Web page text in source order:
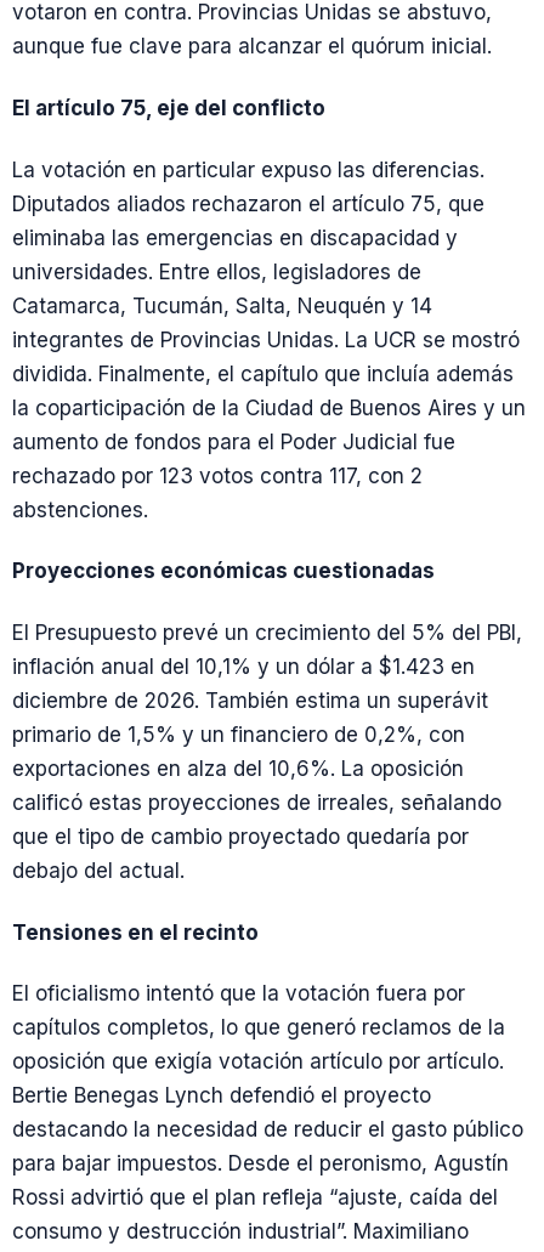
votaron en contra. Provincias Unidas se abstuvo,
aunque fue clave para alcanzar el quórum inicial.
El artículo 75, eje del conflicto
La votación en particular expuso las diferencias.
Diputados aliados rechazaron el artículo 75, que
eliminaba las emergencias en discapacidad y
universidades. Entre ellos, legisladores de
Catamarca, Tucumán, Salta, Neuquén y 14
integrantes de Provincias Unidas. La UCR se mostró
dividida. Finalmente, el capítulo que incluía además
la coparticipación de la Ciudad de Buenos Aires y un
aumento de fondos para el Poder Judicial fue
rechazado por 123 votos contra 117, con 2
abstenciones.
Proyecciones económicas cuestionadas
El Presupuesto prevé un crecimiento del 5% del PBI,
inflación anual del 10,1% y un dólar a $1.423 en
diciembre de 2026. También estima un superávit
primario de 1,5% y un financiero de 0,2%, con
exportaciones en alza del 10,6%. La oposición
calificó estas proyecciones de irreales, señalando
que el tipo de cambio proyectado quedaría por
debajo del actual.
Tensiones en el recinto
El oficialismo intentó que la votación fuera por
capítulos completos, lo que generó reclamos de la
oposición que exigía votación artículo por artículo.
Bertie Benegas Lynch defendió el proyecto
destacando la necesidad de reducir el gasto público
para bajar impuestos. Desde el peronismo, Agustín
Rossi advirtió que el plan refleja “ajuste, caída del
consumo y destrucción industrial”. Maximiliano